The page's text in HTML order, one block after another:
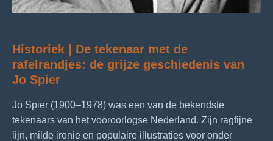
Historiek | De tekenaar met de
rafelrandjes: de grijze geschiedenis van
Jo Spier
Jo Spier (1900–1978) was een van de bekendste
tekenaars van het vooroorlogse Nederland. Zijn ragfijne
lijn, milde ironie en populaire illustraties voor onder